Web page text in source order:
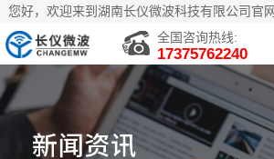
您好，欢迎来到湖南长仪微波科技有限公司官网
全国咨询热线:
17375762240